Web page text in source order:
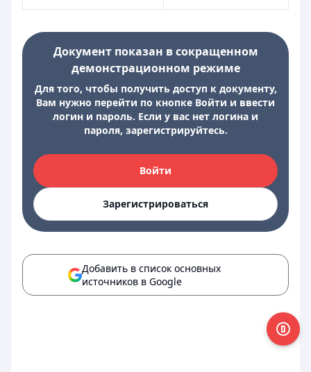
Документ показан в сокращенном
демонстрационном режиме
Для того, чтобы получить доступ к документу,
Вам нужно перейти по кнопке Войти и ввести
логин и пароль. Если у вас нет логина и
пароля, зарегистрируйтесь.
Войти
Зарегистрироваться
Добавить в список основных
источников в Google